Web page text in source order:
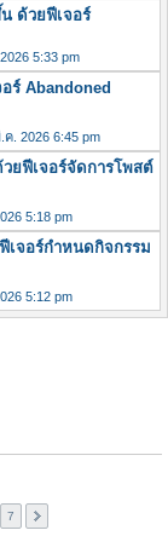
ด้วยฟีเจอร์
5:33 pm
ร์ Abandoned
. 2026 6:45 pm
ยฟีเจอร์จัดการโพสต์
5:18 pm
เจอร์กำหนดกิจกรรม
5:12 pm
7